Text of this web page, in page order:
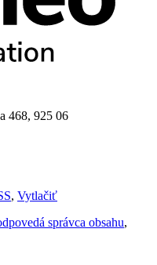
468, 925 06
, Vytlačiť
správca obsahu,